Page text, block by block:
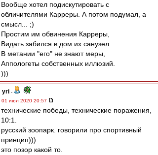
Вообще хотел подискутировать с
обличителями Карреры. А потом подумал, а
смысл... ;)
Простим им обвинения Карреры,
Видать забился в дом их санузел.
В метании "его" не знают меры,
Аппологеты собственных иллюзий.
)))
yri -
01 июл 2020 20:57
технические победы, технические поражения,
10:1.
русский зоопарк. говорили про спортивный
принцип)))
это позор какой то.